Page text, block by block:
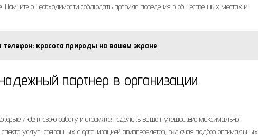
Помните о необходимости соблюдать правила поведения в общественных местах и
красота природы на вашем экране
партнер в организации
любят свою работу и стремятся сделать ваше путешествие максимально
услуг, связанных с организацией авиаперелетов, включая подбор оптимальных